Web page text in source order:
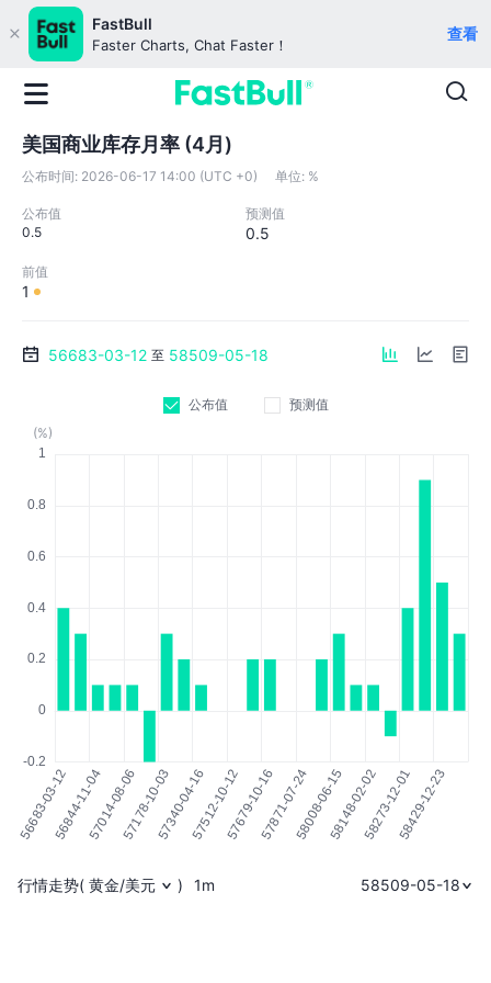
FastBull
Faster Charts, Chat Faster！
查看
美国商业库存月率 (4月)
公布时间: 2026-06-17 14:00 (UTC +0) 单位: %
公布值
0.5
预测值
0.5
前值
1
56683-03-12 至 58509-05-18
公布值
预测值
(%)
行情走势( 黄金/美元 ) 1m 58509-05-18